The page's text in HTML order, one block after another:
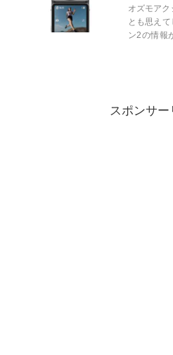
オズモア
とも思え
ン2の情報
べて正確
スポンサー